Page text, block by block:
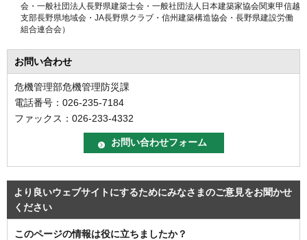
会・一般社団法人長野県建築士会・一般社団法人日本建築家協会関東甲信越
支部長野県地域会・JA長野県クラブ・信州建築構造協会・長野県建設労働
組合連合会）
お問い合わせ
危機管理部危機管理防災課
電話番号：026-235-7184
ファックス：026-233-4332
より良いウェブサイトにするためにみなさまのご意見をお聞かせ
ください
このページの情報は役に立ちましたか？